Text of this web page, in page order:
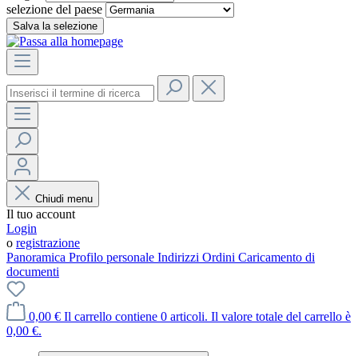
selezione del paese
Salva la selezione
Chiudi menu
Il tuo account
Login
o registrazione
Panoramica Profilo personale Indirizzi Ordini Caricamento di
documenti
0,00 € Il carrello contiene 0 articoli. Il valore totale del carrello è
0,00 €.